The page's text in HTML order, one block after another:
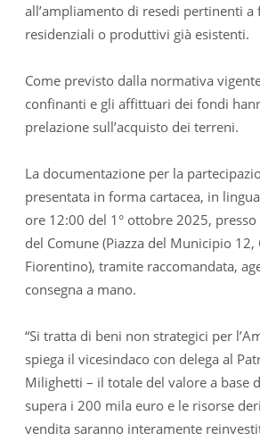
all’ampliamento di resedi pertinenti a
residenziali o produttivi già esistenti.
Come previsto dalla normativa
confinanti e gli affittuari dei fondi
prelazione sull’acquisto dei terreni.
La documentazione per la
presentata in forma cartacea, in
ore 12:00 del 1° ottobre 2025,
del Comune (Piazza del Municipio 12,
Fiorentino), tramite raccomandata,
consegna a mano.
“Si tratta di beni non strategici per
spiega il vicesindaco con delega al
Milighetti – il totale del valore a base
supera i 200 mila euro e le risorse
vendita saranno interamente